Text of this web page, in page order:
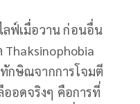
ลฟ์เมื่อวาน ก่อนอื่น
Thaksinophobia
กษิณจากการโจมตี
ออดจริงๆ คือการที่